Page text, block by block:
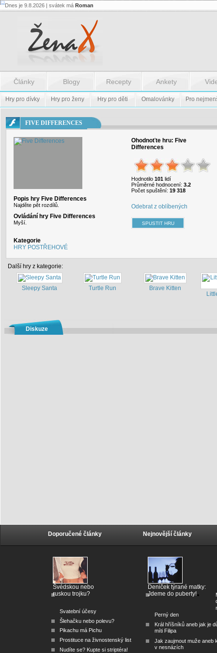
Flash.nazev
Flash.nazev
Dnes je 9.8.2026 | svátek má Roman
Články Blogy Recepty Ankety
Hry pro dívky Hry pro ženy Hry pro děti Omalovánky Pro
FIVE DIFFERENCES
Popis hry Five Differences
Najděte pět rozdílů.
Ovládání hry Five Differences
Myší.
Kategorie
HRY POSTŘEHOVÉ
Ohodnoťte hru: Five
Differences
Hodnotilo 101 lidí
Průměrné hodnocení: 3.2
Počet spuštění: 19 318
Odebrat z oblíbených
Další hry z kategorie:
Sleepy Santa Turtle Run
Brave Kitten
Diskuze
Doporučené články
Švédskou nebo
ruskou trojku?
Svatební účesy
Šlehačku nebo polevu?
Pikachu má Pichu
Prostituce na živnostenský list
Nudíte se? Kupte si striptéra!
Nejnovější články
Deniček týrané matky:
Jdeme do puberty!
Perný den
Král hříšníků aneb jak je
míti Filipa
Jak zaujmout muže aneb
v nesnázích